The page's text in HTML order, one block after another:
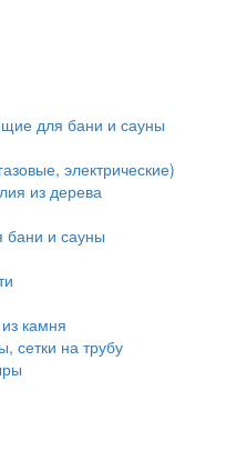
для бани и сауны
электрические)
из дерева
бани и сауны
камня
сетки на трубу